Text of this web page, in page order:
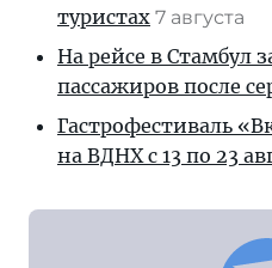
туристах 7 августа
На рейсе в Стамбул
пассажиров после
Гастрофестиваль
на ВДНХ с 13 по 23